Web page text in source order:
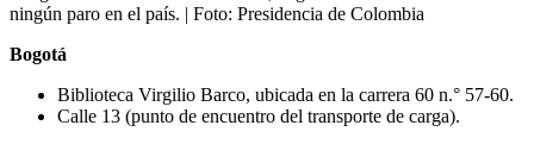
ningún paro en el país. | Foto: Presidencia de Colombia
Bogotá
Biblioteca Virgilio Barco, ubicada en la carrera 60 n.° 57-60.
Calle 13 (punto de encuentro del transporte de carga).